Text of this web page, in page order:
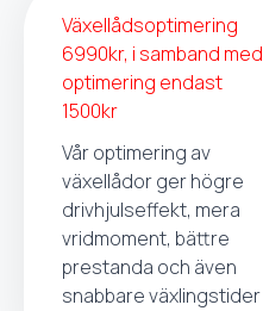
Växellådsoptimering
6990kr, i samband med
optimering endast
1500kr
Vår optimering av
växellådor ger högre
drivhjulseffekt, mera
vridmoment, bättre
prestanda och även
snabbare växlingstider